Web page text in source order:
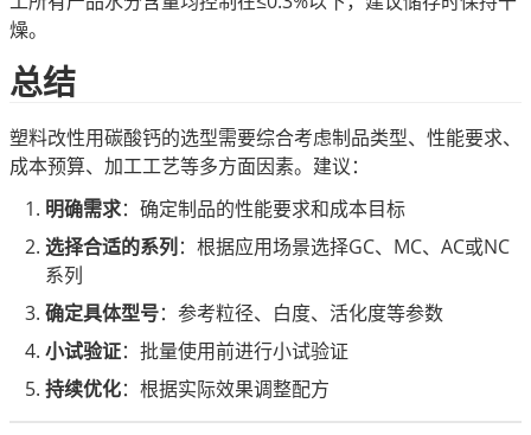
燥。
总结
塑料改性用碳酸钙的选型需要综合考虑制品类型、性能要求、
成本预算、加工工艺等多方面因素。建议：
明确需求：确定制品的性能要求和成本目标
选择合适的系列 ：根据应用场景选择GC、MC、AC或NC
系列
确定具体型号：参考粒径、白度、活化度等参数
小试验证：批量使用前进行小试验证
持续优化：根据实际效果调整配方